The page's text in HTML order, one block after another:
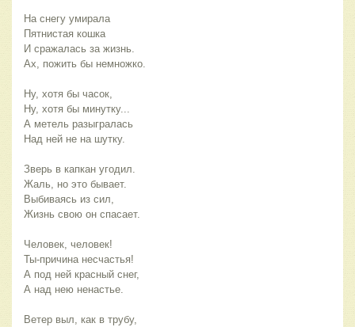
На снегу умирала
Пятнистая кошка
И сражалась за жизнь.
Ах, пожить бы немножко.
Ну, хотя бы часок,
Ну, хотя бы минутку...
А метель разыгралась
Над ней не на шутку.
Зверь в капкан угодил.
Жаль, но это бывает.
Выбиваясь из сил,
Жизнь свою он спасает.
Человек, человек!
Ты-причина несчастья!
А под ней красный снег,
А над нею ненастье.
Ветер выл, как в трубу,